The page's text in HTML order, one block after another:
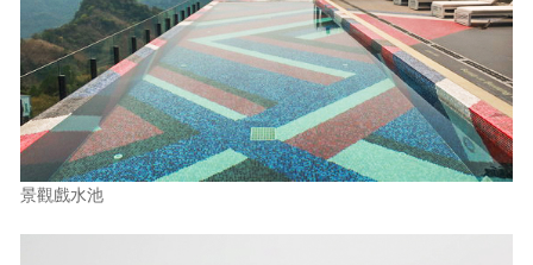
景觀戲水池